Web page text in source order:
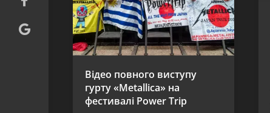
Відео повного виступу
гурту «Metallica» на
фестивалі Power Trip